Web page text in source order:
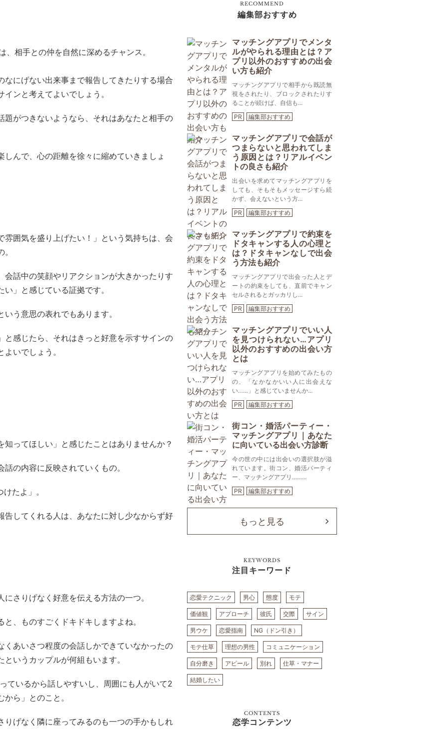
相手との仲を自然に深めるチャンス。
にげない出来事まで報告してきたりする場合
ンと考えてよいでしょう。
がつきないようなら、それはあなたと相手の
んで、心の距離を徐々に縮めていきましょ
雰囲気を盛り上げたい！」という気持ちは、会
話中の笑顔やリアクションが大きかったりす
」と感じている証拠です。
う意思の表れでもあります。
と感じたら、それはきっと好意を示すサインの
いでしょう。
ってほしい」と感じたことはありませんか？
の内容に反映されていくもの。
たよ」。
してくれる人は、あなたに対し少なからず好
さりげなく好意を伝える方法の一つ。
、ものすごくドキドキしますよね。
あいさつ程度の会話しかできていなかったの
いうカップルが何組もいます。
ているから話しやすいし、周囲にも人がいて2
ら」とのこと。
げなく隣に座ってみるのも一つの手かもしれ
RECOMMEND
編集部おすすめ
マッチングアプリでメンタ
ルがやられる理由とは？ア
プリ以外のおすすめの出会
い方も紹介
マッチングアプリで相手から既読無
視をされたり、ブロックされたりす
ることが続けば、自信も...
PR
編集部おすすめ
マッチングアプリで会話が
つまらないと思われてしま
う原因とは？リアルイベン
トの良さも紹介
出会いを求めてマッチングアプリを
しても、そもそもメッセージすら続
かず、会えないという方...
PR
編集部おすすめ
マッチングアプリで約束を
ドタキャンする人の心理と
は？ドタキャンなしで出会
う方法も紹介
マッチングアプリで出会った人とデ
ートの約束をしても、直前でキャン
セルされるとガッカリし...
PR
編集部おすすめ
マッチングアプリでいい人
を見つけられない…アプリ
以外のおすすめの出会い方
とは
マッチングアプリを始めてみたもの
の、「なかなかいい人に出会えな
い……」と感じていませんか...
PR
編集部おすすめ
街コン・婚活パーティー・
マッチングアプリ｜あなた
に向いている出会い方診断
今の世の中には出会いの選択肢が溢
れています。街コン、婚活パーティ
ー、マッチングアプリ……...
PR
編集部おすすめ
もっと見る
KEYWORDS
注目キーワード
恋愛テクニック 男心 態度 モテ
価値観 アプローチ 彼氏 交際 サイン
男ウケ 恋愛指南 NG（ドン引き）
モテ仕草 理想の男性 コミュニケーション
自分磨き アピール 別れ 仕草・マナー
結婚したい
CONTENTS
恋学コンテンツ